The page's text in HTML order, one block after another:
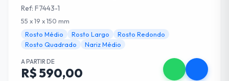
Ref: F7443-1
55 x 19 x 150 mm
Rosto Médio
Rosto Largo
Rosto Redondo
Rosto Quadrado
Nariz Médio
A PARTIR DE
R$ 590,00